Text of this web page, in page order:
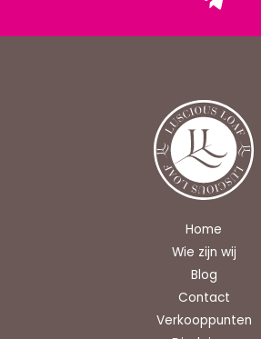
Home
Wie zijn wij
Blog
Contact
Verkooppunten